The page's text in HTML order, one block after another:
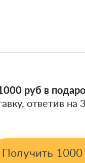
руб в
ответив на
Получить 1000